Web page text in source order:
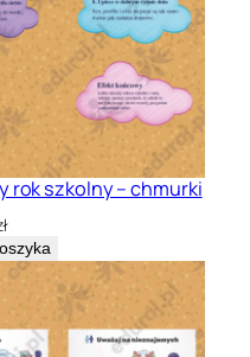
rok szkolny – chmurki